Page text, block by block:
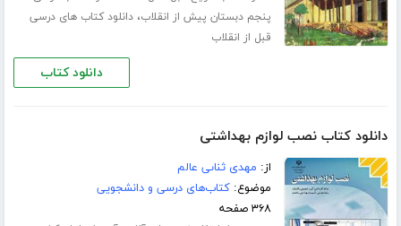
پنجم دبستان پیش از انقلاب،دانلود کتاب های درسی
قبل از انقلاب
دانلود کتاب
دانلود کتاب نصب لوازم بهداشتی
از: مهدى ثناىى عالم
موضوع:کتاب‌های درسی و دانشجویی
۳۶۸ صفحه